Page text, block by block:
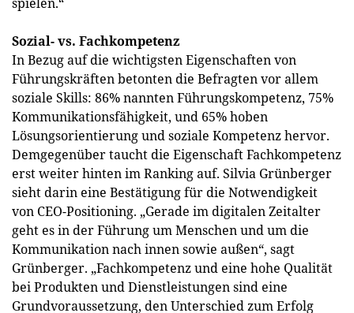
Sozial- vs. Fachkompetenz
In Bezug auf die wichtigsten Eigenschaften von
Führungskräften betonten die Befragten vor allem
soziale Skills: 86% nannten Führungskompetenz, 75%
Kommunikationsfähigkeit, und 65% hoben
Lösungsorientierung und soziale Kompetenz hervor.
Demgegenüber taucht die Eigenschaft Fachkompetenz
erst weiter hinten im Ranking auf. Silvia Grünberger
sieht darin eine Bestätigung für die Notwendigkeit
von CEO-Positioning. „Gerade im digitalen Zeitalter
geht es in der Führung um Menschen und um die
Kommunikation nach innen sowie außen“, sagt
Grünberger. „Fachkompetenz und eine hohe Qualität
bei Produkten und Dienstleistungen sind eine
Grundvoraussetzung, den Unterschied zum Erfolg